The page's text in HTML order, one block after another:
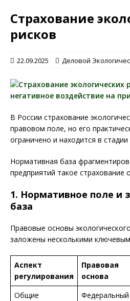
Страхование
рисков
22.09.2025 Деловой
В России страхование
правовом поле, но его
ограничено и находится в стадии
Нормативная база
предприятий такое страхование
1. Нормативное поле и
база
Правовые основы
заложены несколькими
Аспект
регулирования
Правовая
основа
Общие
Федеральный